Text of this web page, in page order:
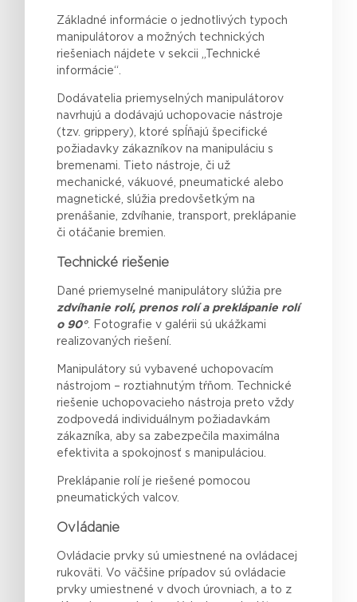
Základné informácie o jednotlivých typoch
manipulátorov a možných technických
riešeniach nájdete v sekcii „Technické
informácie“.
Dodávatelia priemyselných manipulátorov
navrhujú a dodávajú uchopovacie nástroje
(tzv. grippery), ktoré spĺňajú špecifické
požiadavky zákazníkov na manipuláciu s
bremenami. Tieto nástroje, či už
mechanické, vákuové, pneumatické alebo
magnetické, slúžia predovšetkým na
prenášanie, zdvíhanie, transport, preklápanie
či otáčanie bremien.
Technické riešenie
Dané priemyselné manipulátory slúžia pre
zdvíhanie rolí, prenos rolí a preklápanie rolí
o 90°. Fotografie v galérii sú ukážkami
realizovaných riešení.
Manipulátory sú vybavené uchopovacím
nástrojom – roztiahnutým tŕňom. Technické
riešenie uchopovacieho nástroja preto vždy
zodpovedá individuálnym požiadavkám
zákazníka, aby sa zabezpečila maximálna
efektivita a spokojnosť s manipuláciou.
Preklápanie rolí je riešené pomocou
pneumatických valcov.
Ovládanie
Ovládacie prvky sú umiestnené na ovládacej
rukoväti. Vo väčšine prípadov sú ovládacie
prvky umiestnené v dvoch úrovniach, a to z